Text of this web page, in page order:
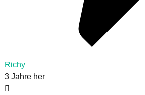
Richy
3 Jahre her